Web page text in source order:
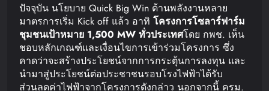
ปัจจุบัน นโยบาย Quick Big Win ด้านพลังงานหลาย
มาตรการเริ่ม Kick off แล้ว อาทิ โครงการโซลาร์ฟาร์ม
ชุมชนเป้าหมาย 1,500 MW ทั่วประเทศโดย กพช. เห็น
ชอบหลักเกณฑ์และเงื่อนไขการเข้าร่วมโครงการ ซึ่ง
คาดว่าจะสร้างประโยชน์จากการกระตุ้นการลงทุน และ
นำมาสู่ประโยชน์ต่อประชาชนรอบโรงไฟฟ้าได้รับ
ส่วนลดค่าไฟฟ้าจากโครงการดังกล่าว นอกจากนี้ ครม.